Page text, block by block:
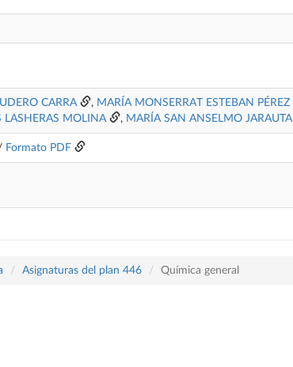
CARRA , MARÍA MONSERRAT ESTEBAN PÉREZ
LASHERAS MOLINA
, MARÍA SAN ANSELMO JARAUTA
Formato PDF
Asignaturas del plan 446 Química general